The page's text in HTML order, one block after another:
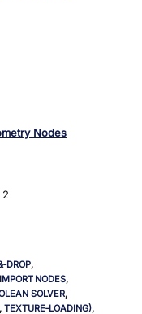
,
NODES,
SOLVER,
, TEXTURE‑LOADING),